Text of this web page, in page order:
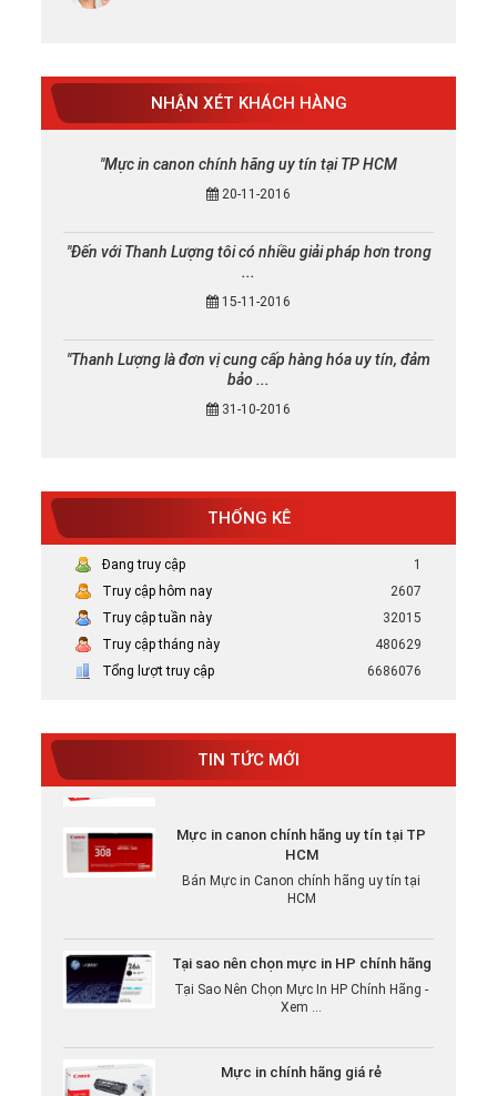
NHẬN XÉT KHÁCH HÀNG
"Mực in canon chính hãng uy tín tại TP HCM
20-11-2016
"Đến với Thanh Lượng tôi có nhiều giải pháp hơn trong
...
15-11-2016
"Thanh Lượng là đơn vị cung cấp hàng hóa uy tín, đảm
bảo ...
31-10-2016
THỐNG KÊ
Đang truy cập
1
Truy cập hôm nay
2607
Truy cập tuần này
32015
Truy cập tháng này
480629
Tổng lượt truy cập
6686076
TIN TỨC MỚI
Mực in canon chính hãng uy tín tại TP
Bán Mực in Canon chính hãng uy tín tại
Tại sao nên chọn mực in HP chính hãng
Tại Sao Nên Chọn Mực In HP Chính Hãng -
Mực in chính hãng giá rẻ
HCM
HCM
Tại Sao Nên Chọn Mực In HP Chính Hãng -
Xem ...